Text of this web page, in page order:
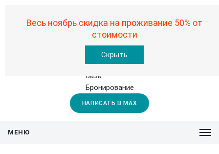
Офис
8-913-794-37-05
База
8-913-380-77-75
Бронирование
НАПИСАТЬ В MAX
Весь ноябрь скидка на проживание 50% от
стоимости
Скрыть